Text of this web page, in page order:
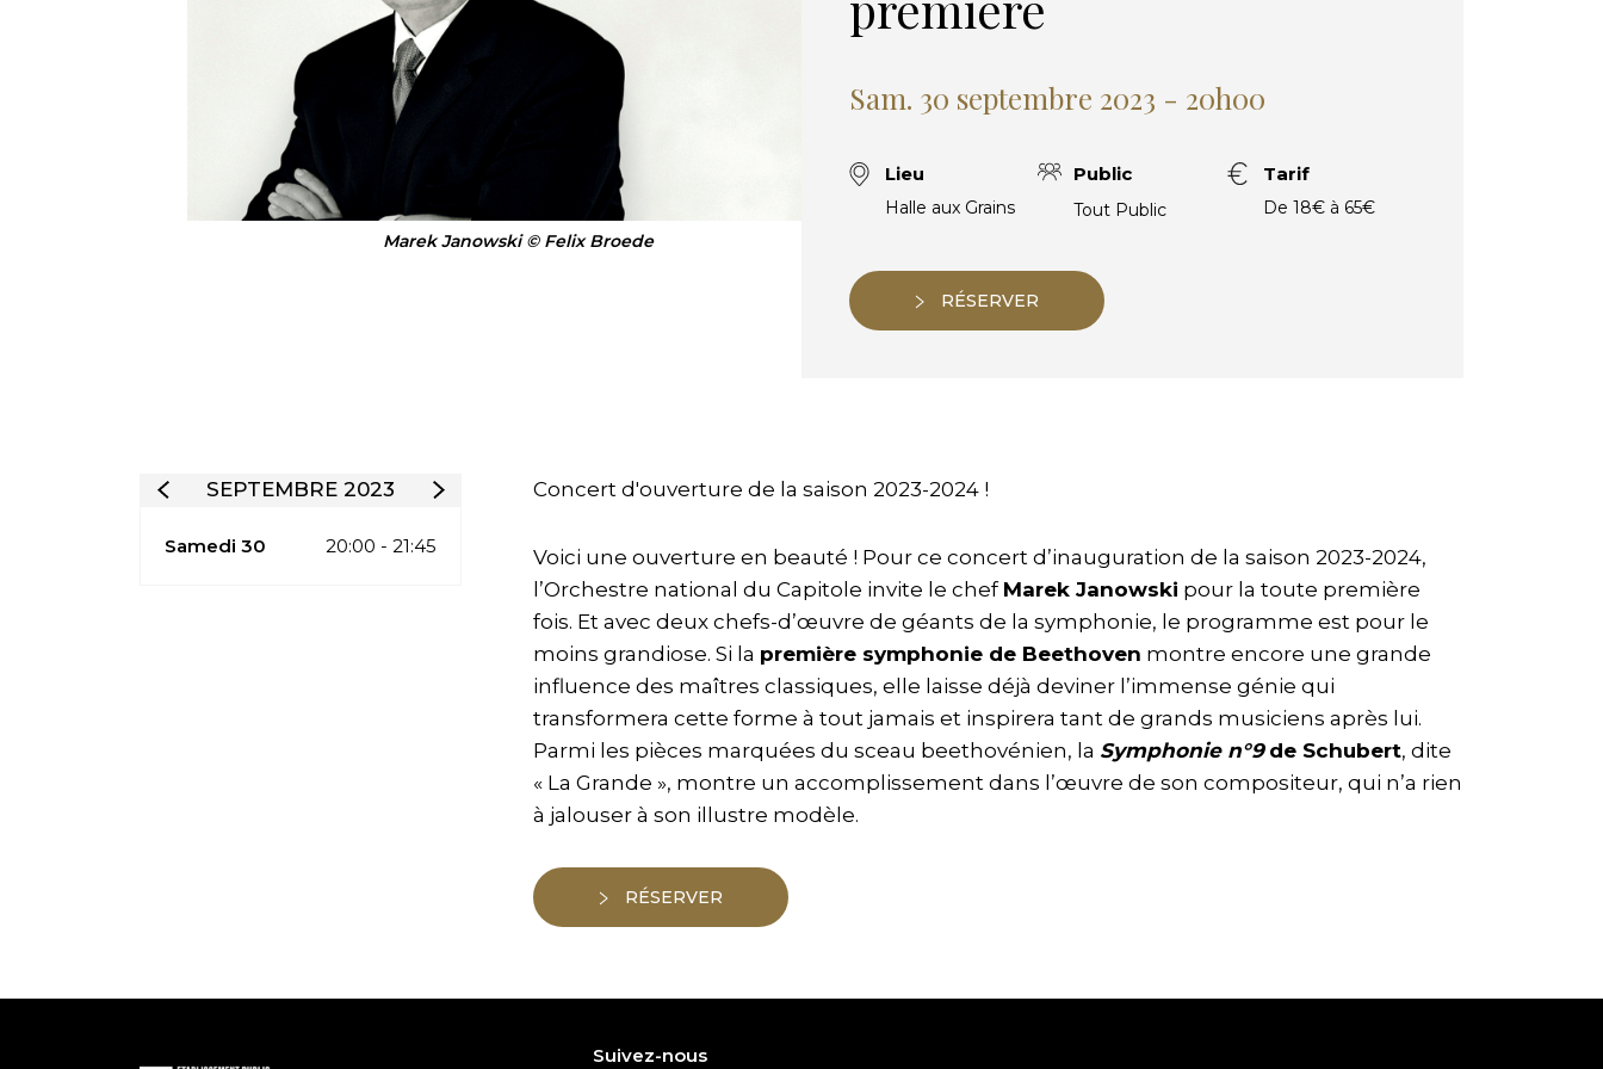
Marek Janowski © Felix Broede
Sam. 30 septembre 2023 - 20h00
Lieu
Halle aux Grains
Public
Tout Public
Tarif
De 18€ à 65€
RÉSERVER
SEPTEMBRE 2023
Samedi 30 20:00 - 21:45
Concert d'ouverture de la saison 2023-2024 !
Voici une ouverture en beauté ! Pour ce concert d’inauguration de la saison 2023-2024,
l’Orchestre national du Capitole invite le chef Marek Janowski pour la toute première
fois. Et avec deux chefs-d’œuvre de géants de la symphonie, le programme est pour le
moins grandiose. Si la première symphonie de Beethoven montre encore une grande
influence des maîtres classiques, elle laisse déjà deviner l’immense génie qui
transformera cette forme à tout jamais et inspirera tant de grands musiciens après lui.
Parmi les pièces marquées du sceau beethovénien, la Symphonie n°9 de Schubert, dite
« La Grande », montre un accomplissement dans l’œuvre de son compositeur, qui n’a rien
à jalouser à son illustre modèle.
RÉSERVER
Suivez-nous